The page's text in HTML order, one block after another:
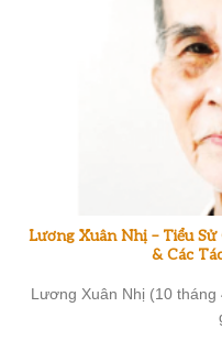
Lương Xuân Nhị – Tiểu
& Các
Lương Xuân Nhị (10